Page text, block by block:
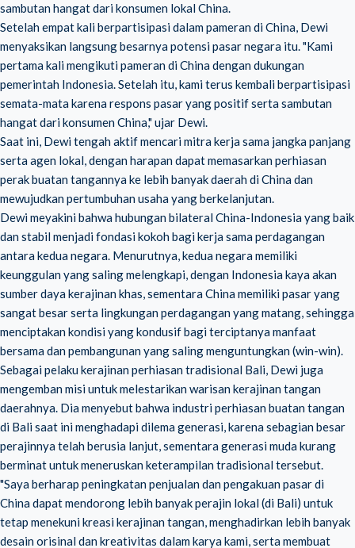
sambutan hangat dari konsumen lokal China.
Setelah empat kali berpartisipasi dalam pameran di China, Dewi
menyaksikan langsung besarnya potensi pasar negara itu. "Kami
pertama kali mengikuti pameran di China dengan dukungan
pemerintah Indonesia. Setelah itu, kami terus kembali berpartisipasi
semata-mata karena respons pasar yang positif serta sambutan
hangat dari konsumen China," ujar Dewi.
Saat ini, Dewi tengah aktif mencari mitra kerja sama jangka panjang
serta agen lokal, dengan harapan dapat memasarkan perhiasan
perak buatan tangannya ke lebih banyak daerah di China dan
mewujudkan pertumbuhan usaha yang berkelanjutan.
Dewi meyakini bahwa hubungan bilateral China-Indonesia yang baik
dan stabil menjadi fondasi kokoh bagi kerja sama perdagangan
antara kedua negara. Menurutnya, kedua negara memiliki
keunggulan yang saling melengkapi, dengan Indonesia kaya akan
sumber daya kerajinan khas, sementara China memiliki pasar yang
sangat besar serta lingkungan perdagangan yang matang, sehingga
menciptakan kondisi yang kondusif bagi terciptanya manfaat
bersama dan pembangunan yang saling menguntungkan (win-win).
Sebagai pelaku kerajinan perhiasan tradisional Bali, Dewi juga
mengemban misi untuk melestarikan warisan kerajinan tangan
daerahnya. Dia menyebut bahwa industri perhiasan buatan tangan
di Bali saat ini menghadapi dilema generasi, karena sebagian besar
perajinnya telah berusia lanjut, sementara generasi muda kurang
berminat untuk meneruskan keterampilan tradisional tersebut.
"Saya berharap peningkatan penjualan dan pengakuan pasar di
China dapat mendorong lebih banyak perajin lokal (di Bali) untuk
tetap menekuni kreasi kerajinan tangan, menghadirkan lebih banyak
desain orisinal dan kreativitas dalam karya kami, serta membuat